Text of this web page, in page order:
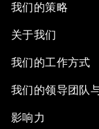
我们的策略
关于我们
我们的工作方式
我们的领导团队
影响力